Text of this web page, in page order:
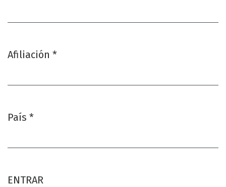
Afiliación *
País *
ENTRAR